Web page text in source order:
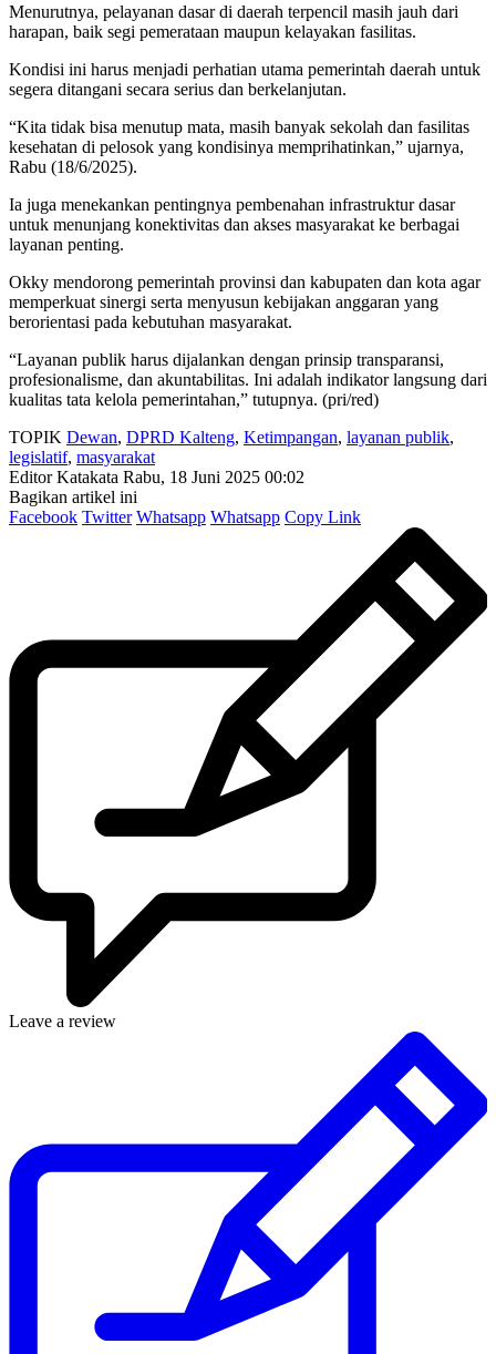
Menurutnya, pelayanan dasar di daerah terpencil masih jauh dari
harapan, baik segi pemerataan maupun kelayakan fasilitas.
Kondisi ini harus menjadi perhatian utama pemerintah daerah untuk
segera ditangani secara serius dan berkelanjutan.
“Kita tidak bisa menutup mata, masih banyak sekolah dan fasilitas
kesehatan di pelosok yang kondisinya memprihatinkan,” ujarnya,
Rabu (18/6/2025).
Ia juga menekankan pentingnya pembenahan infrastruktur dasar
untuk menunjang konektivitas dan akses masyarakat ke berbagai
layanan penting.
Okky mendorong pemerintah provinsi dan kabupaten dan kota agar
memperkuat sinergi serta menyusun kebijakan anggaran yang
berorientasi pada kebutuhan masyarakat.
“Layanan publik harus dijalankan dengan prinsip transparansi,
profesionalisme, dan akuntabilitas. Ini adalah indikator langsung dari
kualitas tata kelola pemerintahan,” tutupnya. (pri/red)
TOPIK Dewan, DPRD Kalteng, Ketimpangan, layanan publik,
legislatif, masyarakat
Editor Katakata Rabu, 18 Juni 2025 00:02
Bagikan artikel ini
Facebook Twitter Whatsapp Whatsapp Copy Link
Leave a review